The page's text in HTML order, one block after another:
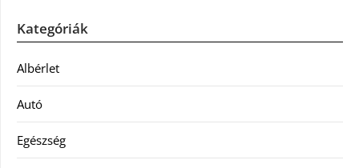
Kategóriák
Albérlet
Autó
Egészség